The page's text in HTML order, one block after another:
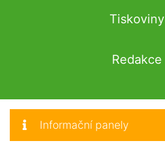
Tiskoviny
Redakce
Informační panely